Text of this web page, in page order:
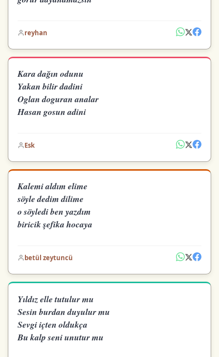
reyhan
Kara dağın odunu
Yakan bilir dadini
Oglan doguran analar
Hasan gosun adini
Esk
Kalemi aldım elime
söyle dedim dilime
o söyledi ben yazdım
biricik şefika hocaya
betül zeytuncü
Yıldız elle tutulur mu
Sesin burdan duyulur mu
Sevgi içten oldukça
Bu kalp seni unutur mu